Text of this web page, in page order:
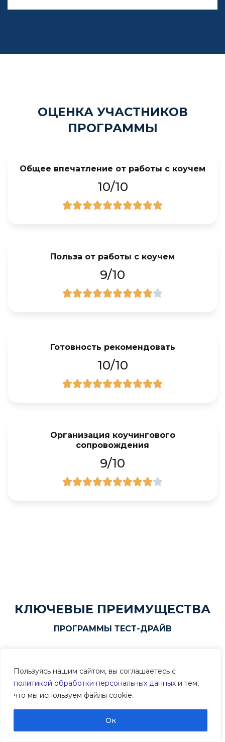
Пользуясь нашим сайтом, вы соглашаетесь с
политикой обработки персональных данных и тем,
что мы используем файлы cookie.
Oк
ОЦЕНКА УЧАСТНИКОВ
ПРОГРАММЫ
Общее впечатление от работы с коучем
10/10
Польза от работы с коучем
9/10
Готовность рекомендовать
10/10
Организация коучингового
сопровождения
9/10
КЛЮЧЕВЫЕ ПРЕИМУЩЕСТВА
ПРОГРАММЫ ТЕСТ-ДРАЙВ
Отработанная методика совместной
работы и выстроенные бизнес-процессы
по организации коучингового